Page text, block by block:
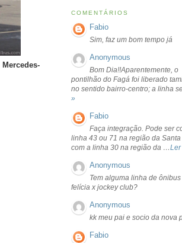
Mercedes-
COMENTÁRIOS
Fabio
Sim, faz um bom tempo já
Anonymous
Bom Dia!!Aparentemente, o
pontilhão do Fagá foi liberado
no sentido bairro-centro; a linha
»
Fabio
Faça integração. Pode ser
linha 43 ou 71 na região da Santa
com a linha 30 na região da …Ler
Anonymous
Tem alguma linha de ônibus
felícia x jockey club?
Anonymous
kk meu pai e socio da nova
Fabio